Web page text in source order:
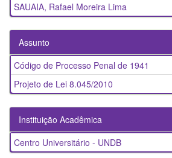
SAUAIA, Rafael Moreira Lima
Assunto
Código de Processo Penal de 1941
Projeto de Lei 8.045/2010
Instituição Acadêmica
Centro Universitário - UNDB